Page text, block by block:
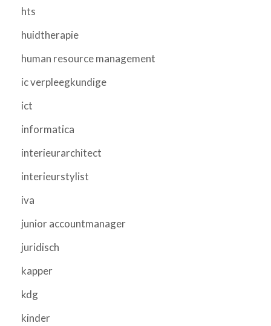
hts
huidtherapie
human resource management
ic verpleegkundige
ict
informatica
interieurarchitect
interieurstylist
iva
junior accountmanager
juridisch
kapper
kdg
kinder